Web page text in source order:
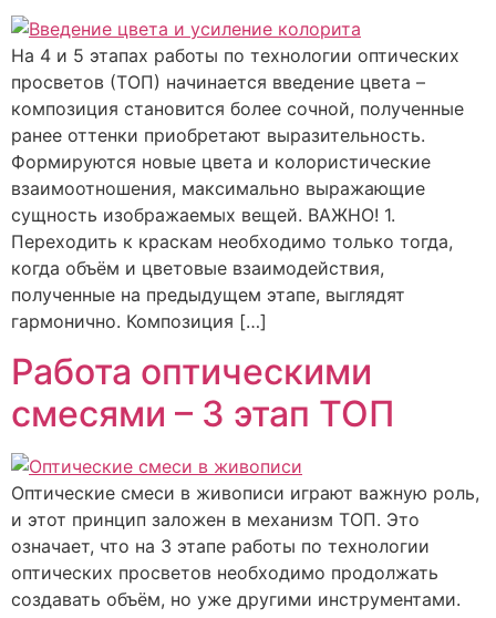
На 4 и 5 этапах работы по технологии оптических
просветов (ТОП) начинается введение цвета –
композиция становится более сочной, полученные
ранее оттенки приобретают выразительность.
Формируются новые цвета и колористические
взаимоотношения, максимально выражающие
сущность изображаемых вещей. ВАЖНО! 1.
Переходить к краскам необходимо только тогда,
когда объём и цветовые взаимодействия,
полученные на предыдущем этапе, выглядят
гармонично. Композиция […]
Работа оптическими
смесями – 3 этап ТОП
Оптические смеси в живописи играют важную роль,
и этот принцип заложен в механизм ТОП. Это
означает, что на 3 этапе работы по технологии
оптических просветов необходимо продолжать
создавать объём, но уже другими инструментами.